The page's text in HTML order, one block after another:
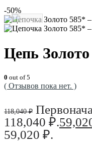
-50%
Цепь
0 out of 5
( Отзывов пока нет. )
118,040₽
118,040 ₽.
59,020 ₽.